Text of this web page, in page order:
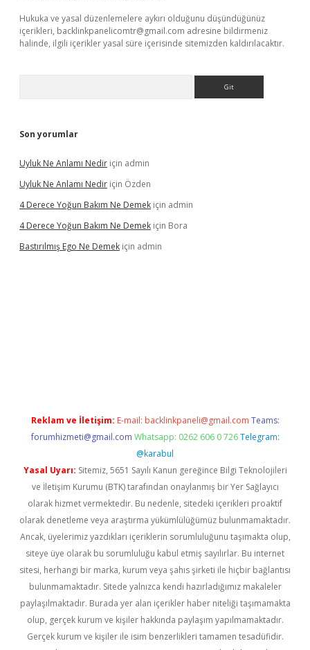
Hukuka ve yasal düzenlemelere aykırı olduğunu düşündüğünüz
içerikleri, backlinkpanelicomtr@gmail.com adresine bildirmeniz
halinde, ilgili içerikler yasal süre içerisinde sitemizden kaldırılacaktır.
Son yorumlar
Uyluk Ne Anlamı Nedir için admin
Uyluk Ne Anlamı Nedir için Özden
4 Derece Yoğun Bakım Ne Demek için admin
4 Derece Yoğun Bakım Ne Demek için Bora
Bastırılmış Ego Ne Demek için admin
Reklam ve İletişim: E-mail: backlinkpaneli@gmail.com Teams:
forumhizmeti@gmail.com Whatsapp: 0262 606 0 726 Telegram:
@karabul
Yasal Uyarı: Sitemiz, 5651 Sayılı Kanun gereğince Bilgi Teknolojileri
ve İletişim Kurumu (BTK) tarafından onaylanmış bir Yer Sağlayıcı
olarak hizmet vermektedir. Bu nedenle, sitedeki içerikleri proaktif
olarak denetleme veya araştırma yükümlülüğümüz bulunmamaktadır.
Ancak, üyelerimiz yazdıkları içeriklerin sorumluluğunu taşımakta olup,
siteye üye olarak bu sorumluluğu kabul etmiş sayılırlar. Bu internet
sitesi, herhangi bir marka, kurum veya şahıs şirketi ile hiçbir bağlantısı
bulunmamaktadır. Sitede yalnızca kendi hazırladığımız makaleler
paylaşılmaktadır. Burada yer alan içerikler haber niteliği taşımamakta
olup, gerçek kurum ve kişiler hakkında paylaşım yapılmamaktadır.
Gerçek kurum ve kişiler ile isim benzerlikleri tamamen tesadüfidir.